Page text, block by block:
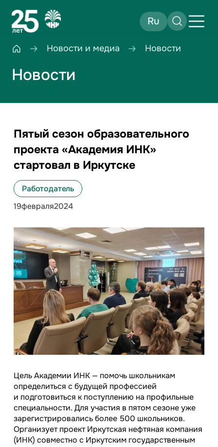
Ru
Новости и медиа Новости
Новости
Пятый сезон образовательного
проекта «Академия ИНК»
стартовал в Иркутске
Работодатель
19февраля2024
Цель Академии ИНК — помочь школьникам
определиться с будущей профессией
и подготовиться к поступлению на профильные
специальности. Для участия в пятом сезоне уже
зарегистрировались более 500 школьников.
Организует проект Иркутская нефтяная компания
(ИНК) совместно с Иркутским государственным